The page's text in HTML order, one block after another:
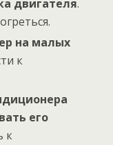
двигателя.
на малых
к
его
к